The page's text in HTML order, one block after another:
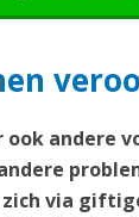
andere
via